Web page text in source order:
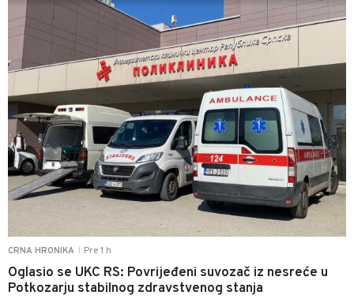
CRNA HRONIKA Pre 1 h
Oglasio se UKC RS: Povrijeđeni suvozač iz nesreće u
Potkozarju stabilnog zdravstvenog stanja